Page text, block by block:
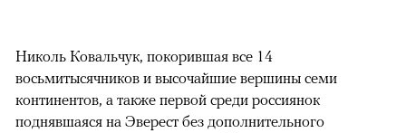
Николь Ковальчук, покорившая все 14
восьмитысячников и высочайшие вершины семи
континентов, а также первой среди россиянок
поднявшаяся на Эверест без дополнительного